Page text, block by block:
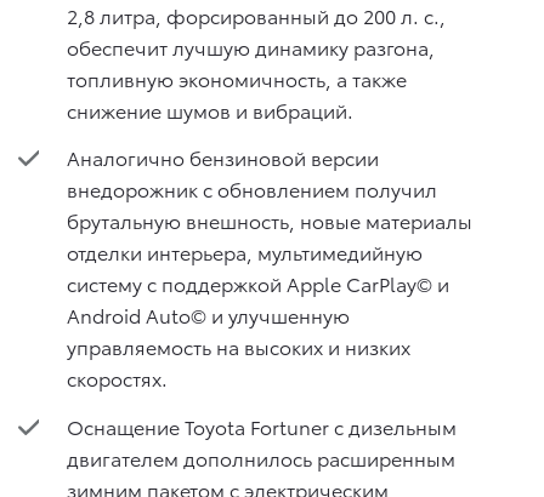
2,8 литра, форсированный до 200 л. с.,
обеспечит лучшую динамику разгона,
топливную экономичность, а также
снижение шумов и вибраций.
Аналогично бензиновой версии
внедорожник с обновлением получил
брутальную внешность, новые материалы
отделки интерьера, мультимедийную
систему с поддержкой Apple CarPlay© и
Android Auto© и улучшенную
управляемость на высоких и низких
скоростях.
Оснащение Toyota Fortuner с дизельным
двигателем дополнилось расширенным
зимним пакетом с электрическим